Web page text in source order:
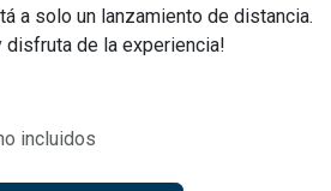
a solo un lanzamiento de distancia.
disfruta de la experiencia!
incluidos